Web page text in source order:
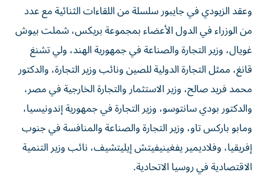
وعقد الزيودي في جايبور سلسلة من اللقاءات الثنائية مع عدد
من الوزراء في الدول الأعضاء بمجموعة بريكس، شملت بيوش
غويال، وزير التجارة والصناعة في جمهورية الهند، ولي تشنغ
قانغ، ممثل التجارة الدولية للصين ونائب وزير التجارة، والدكتور
محمد فريد صالح، وزير الاستثمار والتجارة الخارجية في مصر،
والدكتور بودي سانتوسو، وزير التجارة في جمهورية إندونيسيا،
ومابو باركس تاو، وزير التجارة والصناعة والمنافسة في جنوب
إفريقيا، وفلاديمير يفغينيفيتش إيليتشيف، نائب وزير التنمية
الاقتصادية في روسيا الاتحادية.